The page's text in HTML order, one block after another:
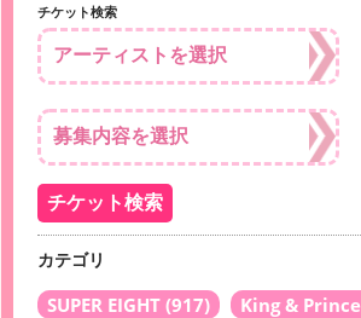
チケット検索
カテゴリ
SUPER EIGHT (917) King & Prince